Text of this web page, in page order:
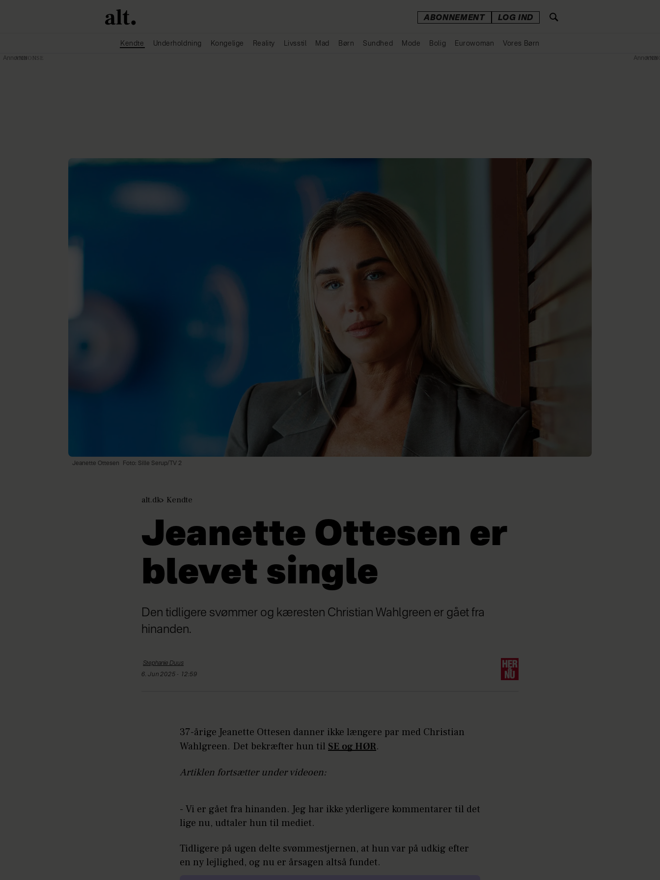
ABONNEMENT LOG IND
Kendte Underholdning Kongelige Reality Livsstil Mad Børn Sundhed Mode Bolig Eurowoman Vores Børn
Jeanette Ottesen Foto: Sille Serup/TV 2
alt.dk Kendte
Jeanette Ottesen er
blevet single
Den tidligere svømmer og kæresten Christian Wahlgreen er gået fra
hinanden.
Stephanie Duus
6. Jun 2025 - 12:59
37-årige Jeanette Ottesen danner ikke længere par med Christian
Wahlgreen. Det bekræfter hun til SE og HØR.
Artiklen fortsætter under videoen:
- Vi er gået fra hinanden. Jeg har ikke yderligere kommentarer til det
lige nu, udtaler hun til mediet.
Tidligere på ugen delte svømmestjernen, at hun var på udkig efter
en ny lejlighed, og nu er årsagen altså fundet.
Annonce Annonce